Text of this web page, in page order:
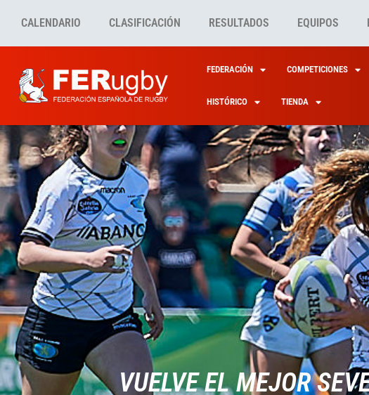
CALENDARIO CLASIFICACIÓN RESULTADOS EQUIPOS
FEDERACIÓN COMPETICIONES
HISTÓRICO TIENDA
VUELVE EL MEJOR